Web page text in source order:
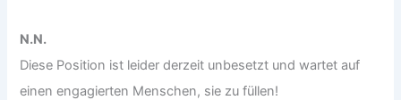
N.N.
Diese Position ist leider derzeit unbesetzt und wartet auf
einen engagierten Menschen, sie zu füllen!